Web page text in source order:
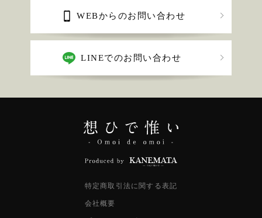
WEBからのお問い合わせ
LINEでのお問い合わせ
特定商取引法に関する表記
会社概要